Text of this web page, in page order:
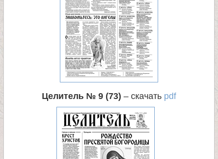
Целитель № 9 (73) – скачать pdf